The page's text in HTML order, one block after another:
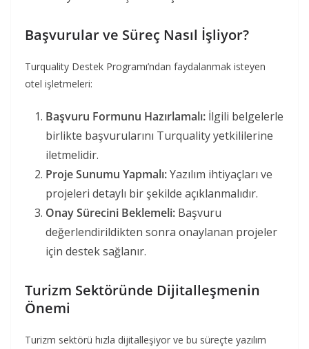
Başvurular ve Süreç Nasıl İşliyor?
Turquality Destek Programı’ndan faydalanmak isteyen
otel işletmeleri:
Başvuru Formunu Hazırlamalı: İlgili belgelerle
birlikte başvurularını Turquality yetkililerine
iletmelidir.
Proje Sunumu Yapmalı:Yazılım ihtiyaçları ve
projeleri detaylı bir şekilde açıklanmalıdır.
Onay Sürecini Beklemeli: Başvuru
değerlendirildikten sonra onaylanan projeler
için destek sağlanır.
Turizm Sektöründe Dijitalleşmenin
Önemi
Turizm sektörü hızla dijitalleşiyor ve bu süreçte yazılım